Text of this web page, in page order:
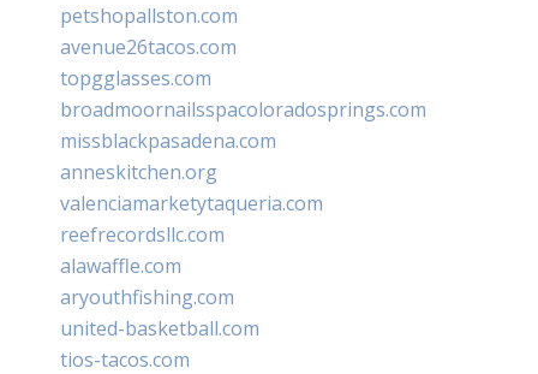
petshopallston.com
avenue26tacos.com
topgglasses.com
broadmoornailsspacoloradosprings.com
missblackpasadena.com
anneskitchen.org
valenciamarketytaqueria.com
reefrecordsllc.com
alawaffle.com
aryouthfishing.com
united-basketball.com
tios-tacos.com